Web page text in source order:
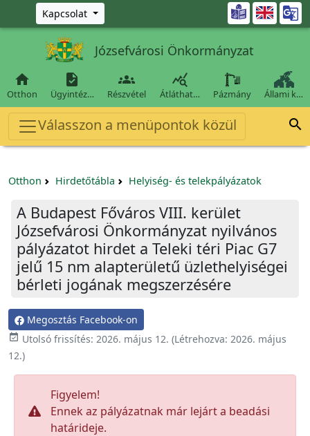
Ugrás a fő tartalomra
Kapcsolat 
Józsefvárosi Önkormányzat

Otthon

Ügyintéz…

Részvétel

Átláthat… Pázmány Állami k…
Válasszon a menüpontok közül 
Otthon Hirdetőtábla Helyiség- és telekpályázatok
A Budapest Főváros VIII. kerület
Józsefvárosi Önkormányzat nyilvános
pályázatot hirdet a Teleki téri Piac G7
jelű 15 nm alapterületű üzlethelyiségei
bérleti jogának megszerzésére
Megosztás Facebook-on
 Utolsó frissítés: 2026. május 12. (Létrehozva: 2026. május
12.)
Figyelem!
Ennek az pályázatnak már lejárt a beadási
határideje.